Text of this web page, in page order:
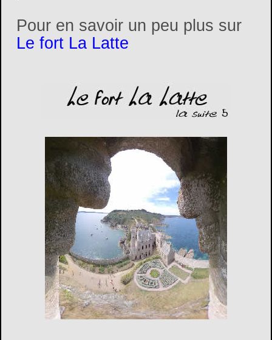
Pour en savoir un peu plus sur
Le fort La Latte